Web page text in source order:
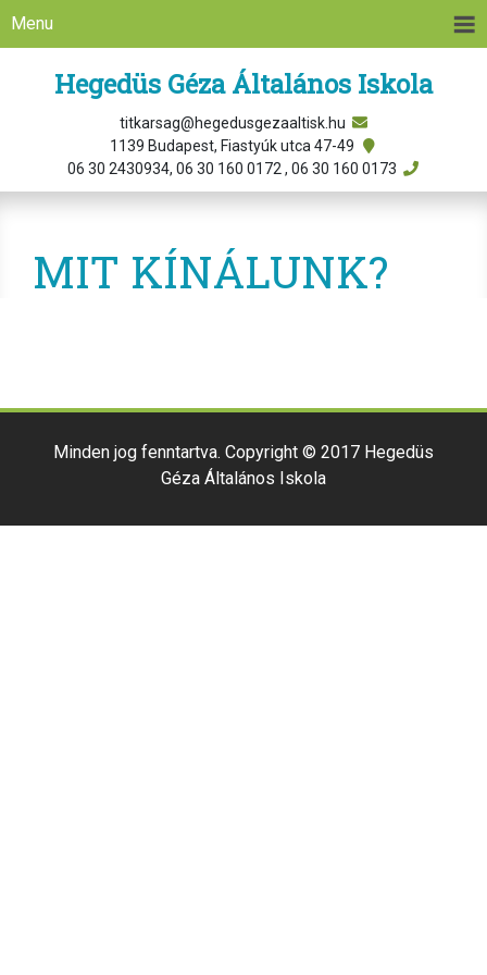
Menu
Hegedüs Géza Általános Iskola
titkarsag@hegedusgezaaltisk.hu
1139 Budapest, Fiastyúk utca 47-49
06 30 2430934, 06 30 160 0172 , 06 30 160 0173
MIT KÍNÁLUNK?
Minden jog fenntartva. Copyright © 2017 Hegedüs
Géza Általános Iskola